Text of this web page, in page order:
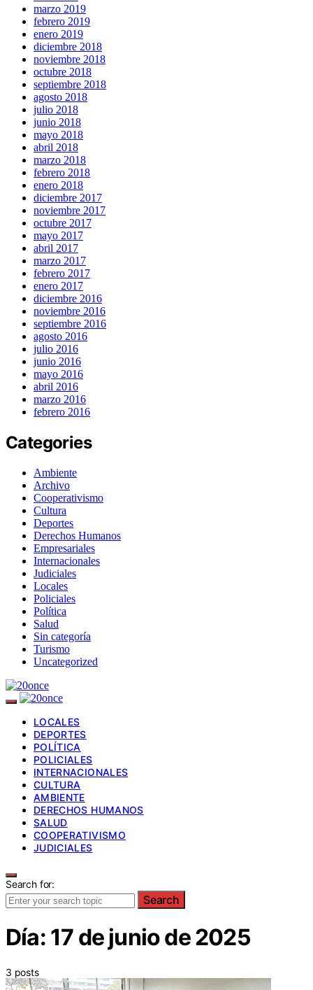
marzo 2019
febrero 2019
enero 2019
diciembre 2018
noviembre 2018
octubre 2018
septiembre 2018
agosto 2018
julio 2018
junio 2018
mayo 2018
abril 2018
marzo 2018
febrero 2018
enero 2018
diciembre 2017
noviembre 2017
octubre 2017
mayo 2017
abril 2017
marzo 2017
febrero 2017
enero 2017
diciembre 2016
noviembre 2016
septiembre 2016
agosto 2016
julio 2016
junio 2016
mayo 2016
abril 2016
marzo 2016
febrero 2016
Categories
Ambiente
Archivo
Cooperativismo
Cultura
Deportes
Derechos Humanos
Empresariales
Internacionales
Judiciales
Locales
Policiales
Política
Salud
Sin categoría
Turismo
Uncategorized
LOCALES
DEPORTES
POLÍTICA
POLICIALES
INTERNACIONALES
CULTURA
AMBIENTE
DERECHOS HUMANOS
SALUD
COOPERATIVISMO
JUDICIALES
Search for:
Search
Día: 17 de junio de 2025
3 posts